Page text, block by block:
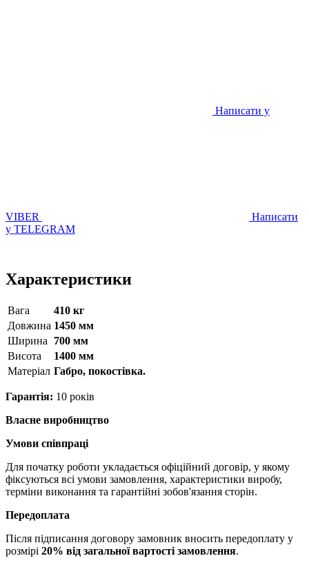
Написати у
VIBER
Написати
у TELEGRAM
Характеристики
Вага
410 кг
Довжина 1450 мм
Ширина
700 мм
Висота
1400 мм
Матерiал Габро, покостівка.
Гарантія: 10 років
Власне виробництво
Умови співпраці
Для початку роботи укладається офіційний договір, у якому
фіксуються всі умови замовлення, характеристики виробу,
терміни виконання та гарантійні зобов'язання сторін.
Передоплата
Після підписання договору замовник вносить передоплату у
розмірі 20% від загальної вартості замовлення.